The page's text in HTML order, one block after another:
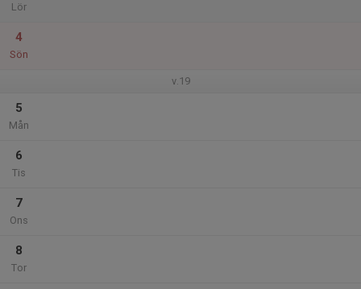
Lör
4
Sön
v.19
5
Mån
6
Tis
7
Ons
8
Tor